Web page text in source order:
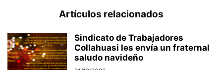
Artículos relacionados
Sindicato de Trabajadores
Collahuasi les envía un fraternal
saludo navideño